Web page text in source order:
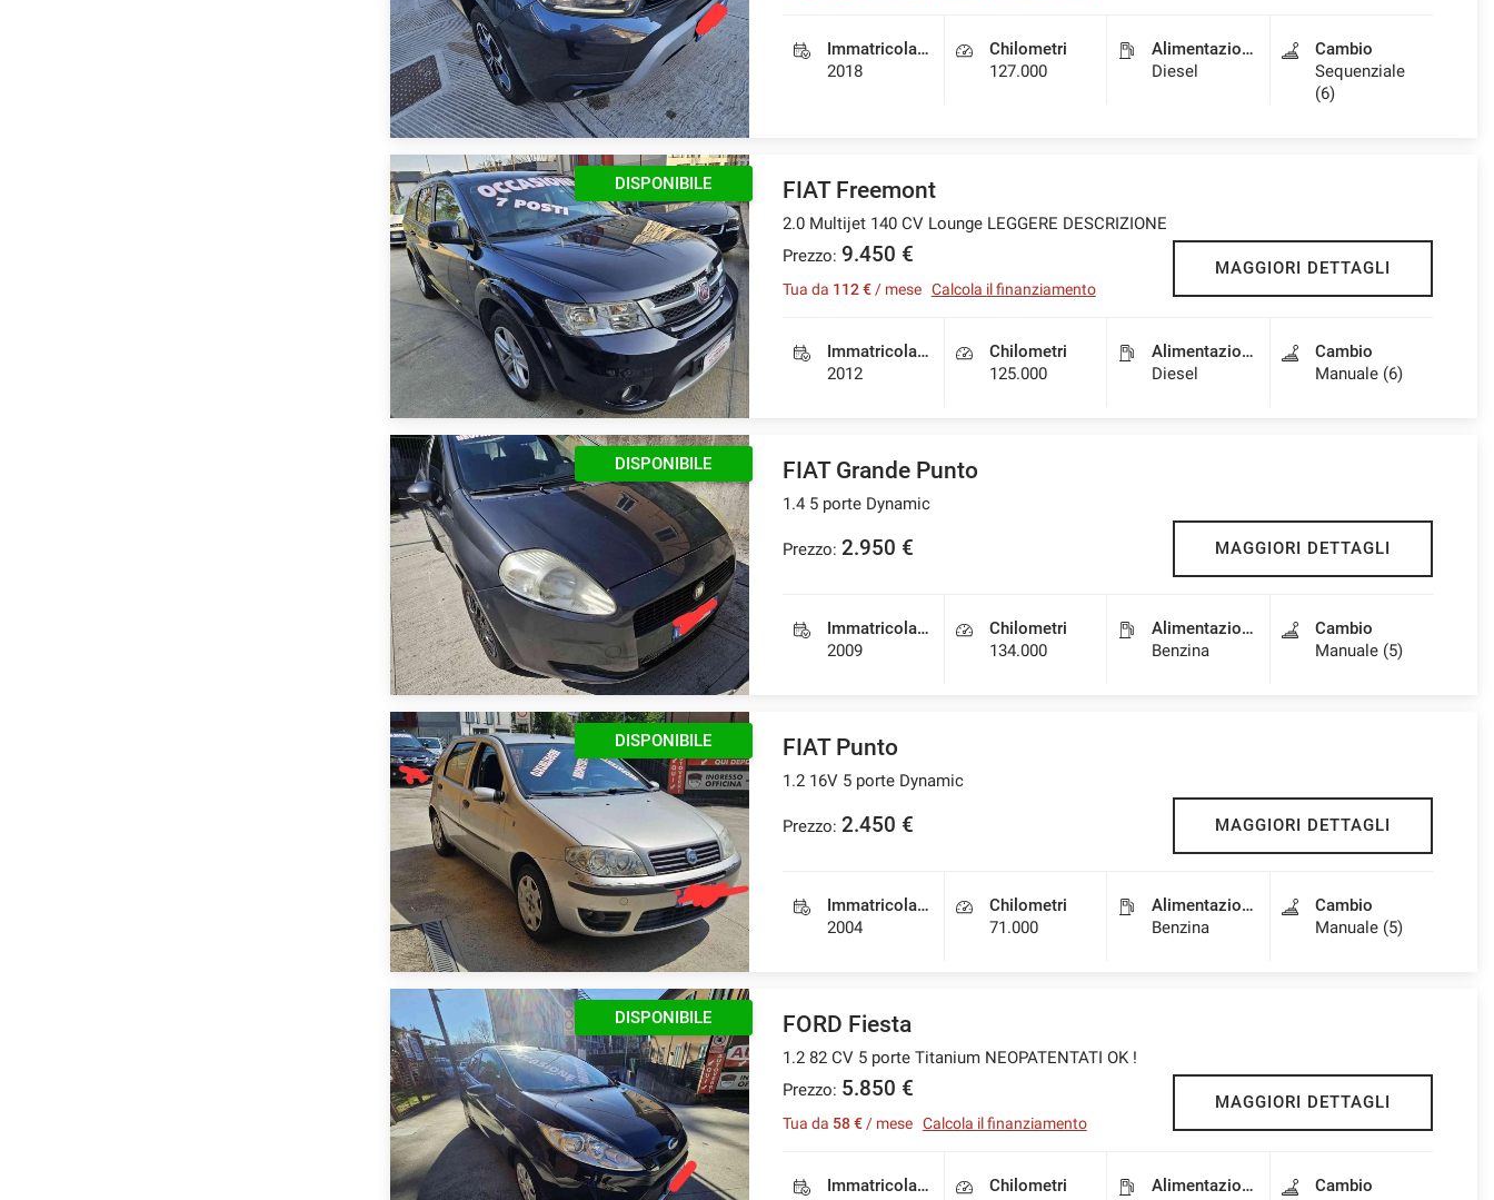
Immatricolazione
2018
Chilometri
127.000
Alimentazione
Diesel
Cambio
Sequenziale
(6)
DISPONIBILE FIAT Freemont
2.0 Multijet 140 CV Lounge LEGGERE DESCRIZIONE
Prezzo: 9.450 €
Tua da 112 €/ mese Calcola il finanziamento
MAGGIORI DETTAGLI
Immatricolazione
2012
Chilometri
125.000
Alimentazione
Diesel
Cambio
Manuale (6)
DISPONIBILE FIAT Grande Punto
1.4 5 porte Dynamic
Prezzo: 2.950 € MAGGIORI DETTAGLI
Immatricolazione
2009
Chilometri
134.000
Alimentazione
Benzina
Cambio
Manuale (5)
DISPONIBILE FIAT Punto
1.2 16V 5 porte Dynamic
Prezzo: 2.450 € MAGGIORI DETTAGLI
Immatricolazione
2004
Chilometri
71.000
Alimentazione
Benzina
Cambio
Manuale (5)
DISPONIBILE FORD Fiesta
1.2 82 CV 5 porte Titanium NEOPATENTATI OK !
Prezzo: 5.850 €
Tua da 58 €/ mese Calcola il finanziamento
MAGGIORI DETTAGLI
Immatricolazione
Chilometri
Alimentazione
Cambio